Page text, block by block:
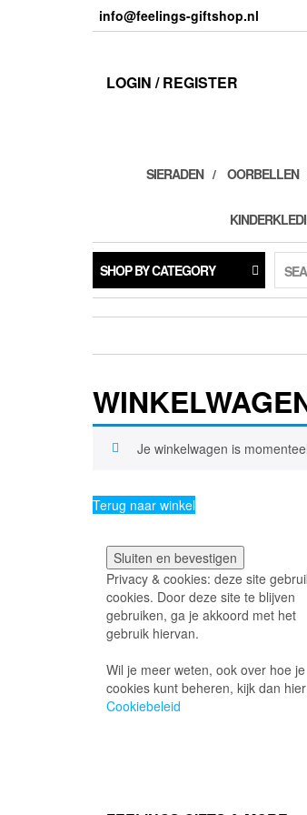
info@feelings-giftshop.nl
LOGIN / REGISTER
SIERADEN OORBELLEN
SHOP BY CATEGORY
Je winkelwagen is
Terug naar winkel
Privacy & cookies: deze site
cookies. Door deze site te blijven
gebruiken, ga je akkoord met het
gebruik hiervan.
Wil je meer weten, ook over hoe je
cookies kunt beheren, kijk dan
Cookiebeleid